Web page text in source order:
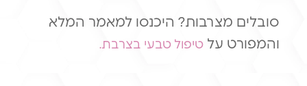
סובלים מצרבות? היכנסו למאמר המלא
והמפורט על טיפול טבעי בצרבת.